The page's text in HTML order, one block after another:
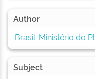
Author
Brasil. Ministério do
Subject